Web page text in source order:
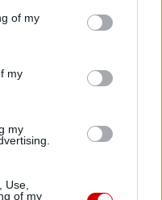
of my
my
my
Use,
of my
naszą